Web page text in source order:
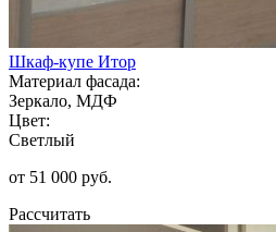
Шкаф-купе Итор
Материал фасада:
Зеркало, МДФ
Цвет:
Светлый
от 51 000 руб.
Рассчитать